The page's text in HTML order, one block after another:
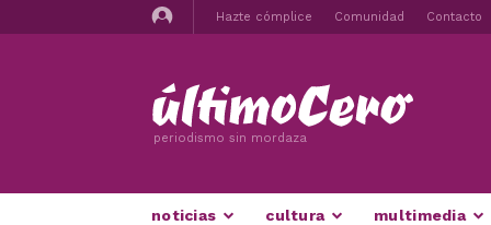
Hazte cómplice Comunidad Contacto
periodismo sin mordaza
noticias cultura multimedia